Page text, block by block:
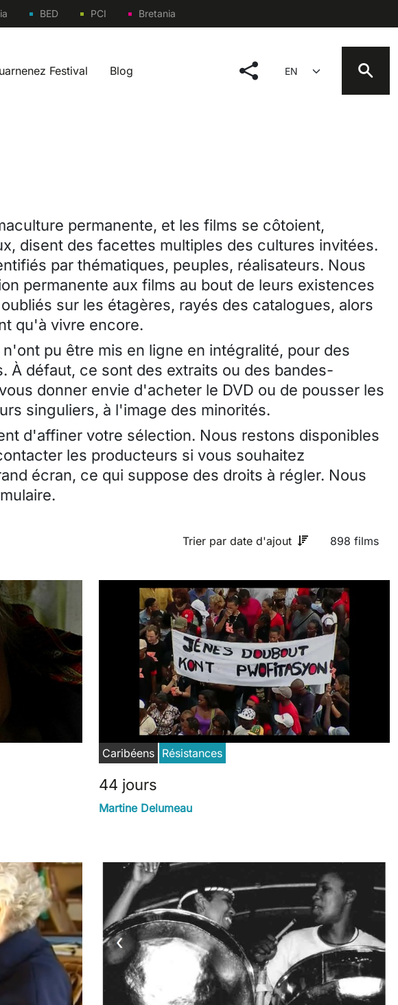
BED PCI Bretania
Festival Blog social menu
Select your language
permanente, et les films se côtoient,
disent des facettes multiples des cultures invitées.
par thématiques, peuples, réalisateurs. Nous
permanente aux films au bout de leurs existences
sur les étagères, rayés des catalogues, alors
qu'à vivre encore.
pu être mis en ligne en intégralité, pour des
À défaut, ce sont des extraits ou des bandes-
donner envie d'acheter le DVD ou de pousser les
singuliers, à l'image des minorités.
d'affiner votre sélection. Nous restons disponibles
les producteurs si vous souhaitez
écran, ce qui suppose des droits à régler. Nous
Trier par date d'ajout 898 films
Caribéens Résistances
44 jours
Martine Delumeau